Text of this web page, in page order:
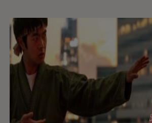
Sinopse
Karate Kid: Os Campeões junta dois